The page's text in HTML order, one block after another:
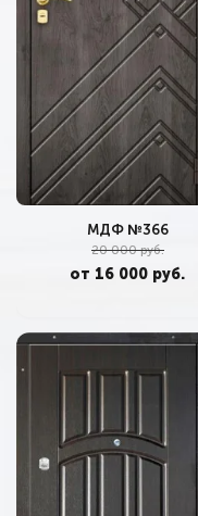
МДФ №366
20 000 руб.
от 16 000 руб.